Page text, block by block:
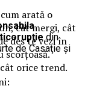
din
de Casaţie şi
arată o
cât mergi, cât
des te vezi în
scorțoasă.
orice trend.